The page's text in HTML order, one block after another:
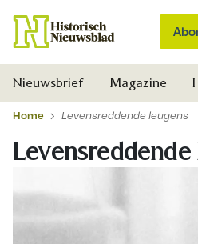
Nieuwsbrief Magazine
Home Levensreddende leugens
Levensreddende